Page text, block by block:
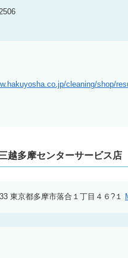
cleaning/shop/
越多摩センターサービス店
東京都多摩市落合１丁目４６?１